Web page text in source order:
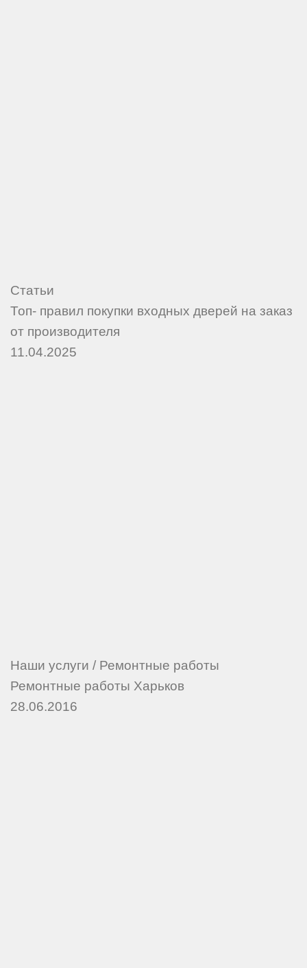
Статьи
Топ- правил покупки входных дверей на заказ
от производителя
11.04.2025
Наши услуги / Ремонтные работы
Ремонтные работы Харьков
28.06.2016